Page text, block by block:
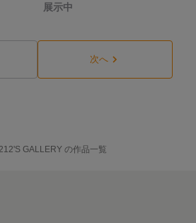
展示中
次へ
GALLERY の作品一覧